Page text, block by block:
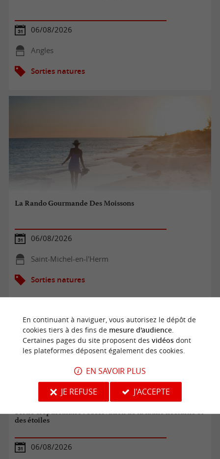
06/08/2026
Angles
Sorties natures
La Rando Gourmande Des Moissons
06/08/2026
Saint-Michel-en-l'Herm
Sorties natures
Sortie crépusculaire : observation de la faune nocturne et
des étoiles
06/08/2026
En continuant à naviguer, vous autorisez le dépôt de
cookies tiers à des fins de mesure d'audience.
Certaines pages du site proposent des vidéosdont
les plateformes déposent également des cookies.
EN SAVOIR PLUS
JE REFUSE
J'ACCEPTE